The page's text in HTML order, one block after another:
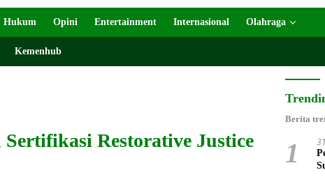
Hukum Opini Entertainment Internasional Olahraga
Kemenhub
Restorative Justice
Berita
1